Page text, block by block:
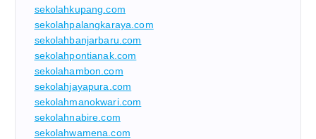
sekolahkupang.com
sekolahpalangkaraya.com
sekolahbanjarbaru.com
sekolahpontianak.com
sekolahambon.com
sekolahjayapura.com
sekolahmanokwari.com
sekolahnabire.com
sekolahwamena.com